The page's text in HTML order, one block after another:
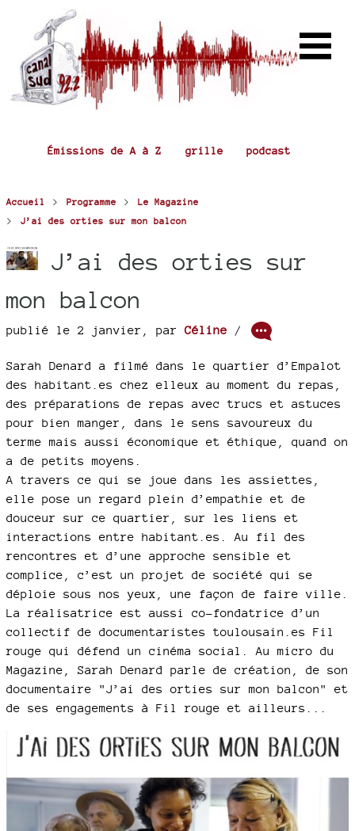
Émissions de A à Z grille podcast
Accueil > Programme > Le Magazine
> J’ai des orties sur mon balcon
J’ai des orties sur
mon balcon
publié le 2 janvier parCéline /
Sarah Denard a filmé dans le quartier d’Empalot
des habitant.es chez elleux au moment du repas,
des préparations de repas avec trucs et astuces
pour bien manger, dans le sens savoureux du
terme mais aussi économique et éthique, quand on
a de petits moyens.
A travers ce qui se joue dans les assiettes,
elle pose un regard plein d’empathie et de
douceur sur ce quartier, sur les liens et
interactions entre habitant.es. Au fil des
rencontres et d’une approche sensible et
complice, c’est un projet de société qui se
déploie sous nos yeux, une façon de faire ville.
La réalisatrice est aussi co-fondatrice d’un
collectif de documentaristes toulousain.es Fil
rouge qui défend un cinéma social. Au micro du
Magazine, Sarah Denard parle de création, de son
documentaire "J’ai des orties sur mon balcon" et
de ses engagements à Fil rouge et ailleurs...